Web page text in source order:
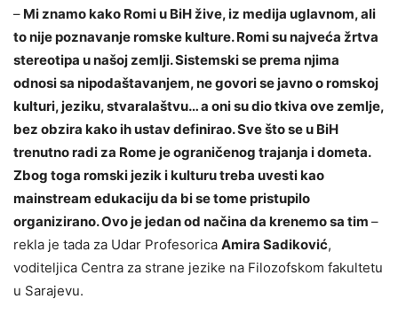
– Mi znamo kako Romi u BiH žive, iz medija uglavnom, ali
to nije poznavanje romske kulture. Romi su najveća žrtva
stereotipa u našoj zemlji. Sistemski se prema njima
odnosi sa nipodaštavanjem, ne govori se javno o romskoj
kulturi, jeziku, stvaralaštvu… a oni su dio tkiva ove zemlje,
bez obzira kako ih ustav definirao. Sve što se u BiH
trenutno radi za Rome je ograničenog trajanja i dometa.
Zbog toga romski jezik i kulturu treba uvesti kao
mainstream edukaciju da bi se tome pristupilo
organizirano. Ovo je jedan od načina da krenemo sa tim –
rekla je tada za Udar Profesorica Amira Sadiković,
voditeljica Centra za strane jezike na Filozofskom fakultetu
u Sarajevu.